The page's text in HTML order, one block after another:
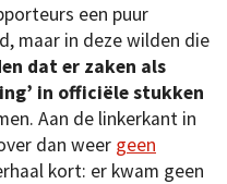
een puur
maar in deze wilden die
dat er zaken als
in officiële stukken
Aan de linkerkant in
dan weer geen
kort: er kwam geen